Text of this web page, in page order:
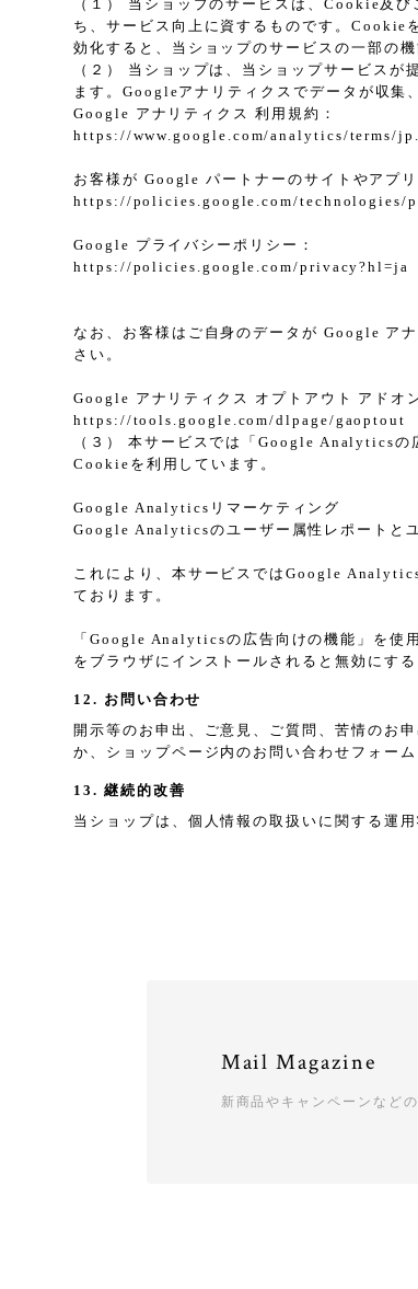
（１） 当ショップのサービスは、Cookie及
ち、サービス向上に資するものです。Cookie
効化すると、当ショップのサービスの一部の
（２） 当ショップは、当ショップサービス
ます。Googleアナリティクスでデータが収集
Google アナリティクス 利用規約：
https://www.google.com/analytics/terms/
お客様が Google パートナーのサイトやアプ
https://policies.google.com/technologies/
Google プライバシーポリシー：
https://policies.google.com/privacy?hl=ja
なお、お客様はご自身のデータが Google ア
さい。
Google アナリティクス オプトアウト アドオ
https://tools.google.com/dlpage/gaoptout
（３） 本サービスでは「Google Analytics
Cookieを利用しています。
Google Analyticsリマーケティング
Google Analyticsのユーザー属性レポートと
これにより、本サービスではGoogle
ております。
「Google Analyticsの広告向けの機能」を使
をブラウザにインストールされると無効にする
12. お問い合わせ
開示等のお申出、ご意見、ご質問、苦情のお
か、ショップページ内のお問い合わせフォー
13. 継続的改善
当ショップは、個人情報の取扱いに関する運
Mail Magazine
新商品やキャンペーンなど